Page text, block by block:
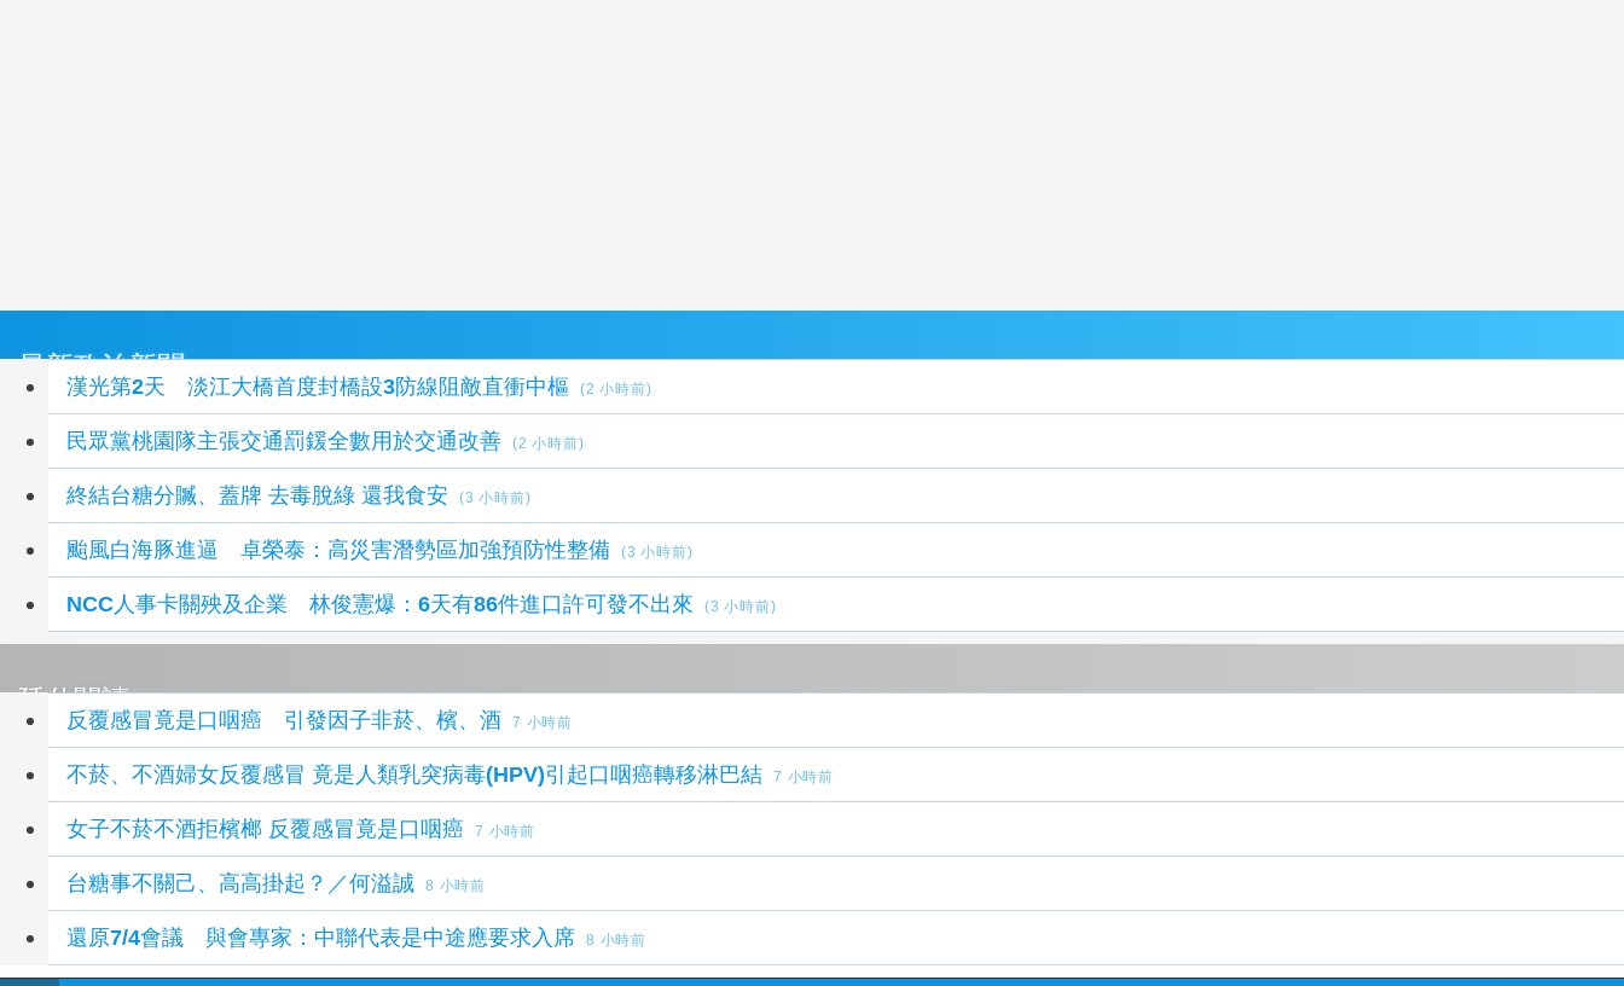
最新政治新聞
漢光第2天 淡江大橋首度封橋設3防線阻敵直衝中樞 (2 小時前)
民眾黨桃園隊主張交通罰鍰全數用於交通改善 (2 小時前)
終結台糖分贓、蓋牌 去毒脫綠 還我食安 (3 小時前)
颱風白海豚進逼 卓榮泰：高災害潛勢區加強預防性整備 (3 小時前)
NCC人事卡關殃及企業 林俊憲爆：6天有86件進口許可發不出來 (3 小時前)
延伸閱讀
反覆感冒竟是口咽癌 引發因子非菸、檳、酒 7 小時前
不菸、不酒婦女反覆感冒 竟是人類乳突病毒(HPV)引起口咽癌轉移淋巴結 7 小時前
女子不菸不酒拒檳榔 反覆感冒竟是口咽癌 7 小時前
台糖事不關己、高高掛起？／何溢誠 8 小時前
還原7/4會議 與會專家：中聯代表是中途應要求入席 8 小時前